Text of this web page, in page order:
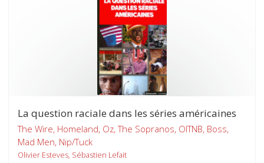
La question raciale dans les séries américaines
The Wire, Homeland, Oz, The Sopranos, OITNB, Boss,
Mad Men, Nip/Tuck
Olivier Esteves, Sébastien Lefait